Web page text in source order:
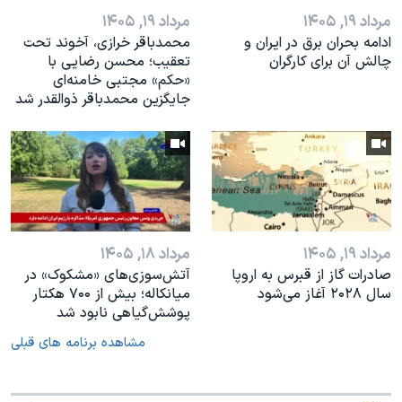
مرداد ۱۹, ۱۴۰۵
ادامه بحران برق در ایران و
چالش آن برای کارگران
مرداد ۱۹, ۱۴۰۵
محمدباقر خرازی، آخوند تحت
تعقیب؛ محسن رضایی با
«حکم» مجتبی خامنه‌ای
جایگزین محمدباقر ذوالقدر شد
مرداد ۱۹, ۱۴۰۵
صادرات گاز از قبرس به اروپا
سال ۲۰۲۸ آغاز می‌شود
مرداد ۱۸, ۱۴۰۵
آتش‌سوزی‌های «مشکوک» در
میانکاله؛ بیش از ۷۰۰ هکتار
پوشش‌گیاهی نابود شد
مشاهده برنامه های قبلی